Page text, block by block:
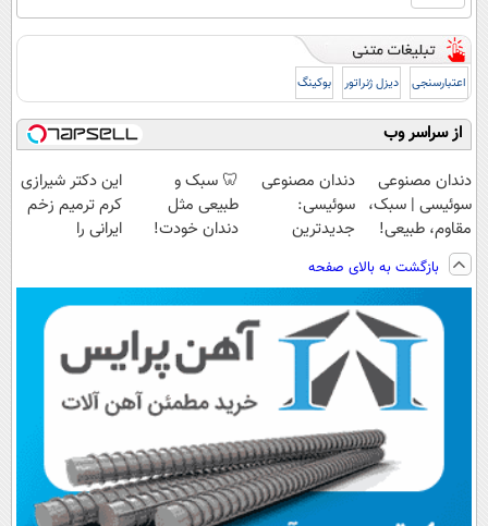
اعتبارسنجی دیزل ژنراتور بوکینگ
از سراسر وب
دندان مصنوعی
سوئیسی | سبک،
مقاوم، طبیعی!
ویزیت
رایگان+پرداخت
اقساطی😍
دندان مصنوعی
سوئیسی:
جدیدترین
سبک و مقاوم |
پرداخت قسطی
🦷 سبک و
طبیعی مثل
دندان خودت!
💳 📍 تهران
این دکتر شیرازی
کرم ترمیم زخم
ایرانی را
بازگشت به بالای صفحه